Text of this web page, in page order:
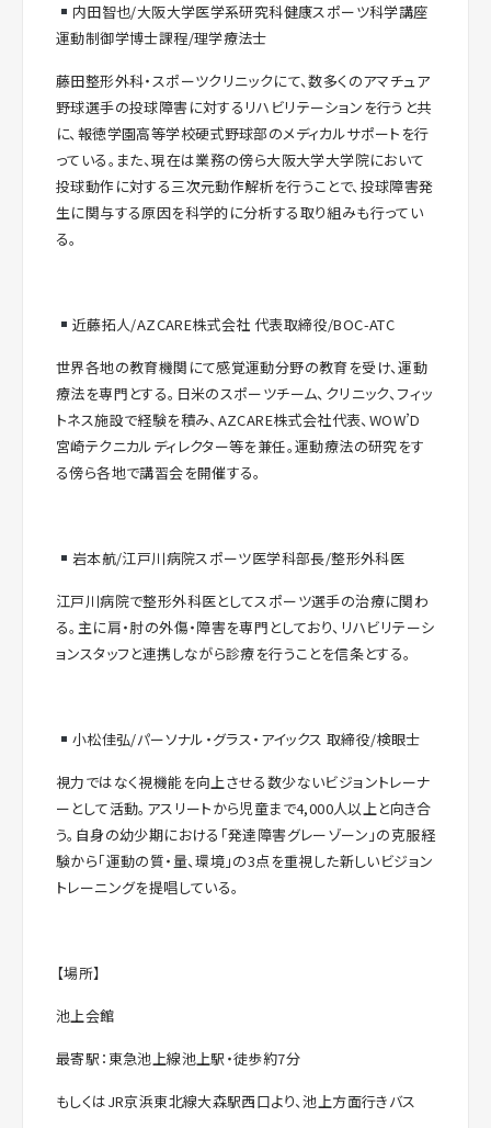
内田智也/大阪大学医学系研究科健康スポーツ科学講座
運動制御学博士課程/理学療法士
藤田整形外科・スポーツクリニックにて、数多くのアマチュア
野球選手の投球障害に対するリハビリテーションを行うと共
に、報徳学園高等学校硬式野球部のメディカルサポートを行
っている。また、現在は業務の傍ら大阪大学大学院において
投球動作に対する三次元動作解析を行うことで、投球障害発
生に関与する原因を科学的に分析する取り組みも行ってい
る。
近藤拓人/AZCARE株式会社 代表取締役/BOC-ATC
世界各地の教育機関にて感覚運動分野の教育を受け、運動
療法を専門とする。日米のスポーツチーム、クリニック、フィッ
トネス施設で経験を積み、AZCARE株式会社代表、WOW’D
宮崎テクニカルディレクター等を兼任。運動療法の研究をす
る傍ら各地で講習会を開催する。
岩本航/江戸川病院スポーツ医学科部長/整形外科医
江戸川病院で整形外科医としてスポーツ選手の治療に関わ
る。主に肩・肘の外傷・障害を専門としており、リハビリテーシ
ョンスタッフと連携しながら診療を行うことを信条とする。
小松佳弘/パーソナル・グラス・アイックス 取締役/検眼士
視力ではなく視機能を向上させる数少ないビジョントレーナ
ーとして活動。アスリートから児童まで4,000人以上と向き合
う。自身の幼少期における「発達障害グレーゾーン」の克服経
験から「運動の質・量、環境」の3点を重視した新しいビジョン
トレーニングを提唱している。
【場所】
池上会館
最寄駅：東急池上線池上駅・徒歩約7分
もしくはJR京浜東北線大森駅西口より、池上方面行きバス